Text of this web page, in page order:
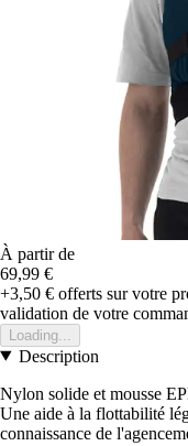
À partir de
69,99 €
+3,50 € offerts sur votre
validation de votre
Loading...
Description
Nylon solide et mousse
Une aide à la flottabilité
connaissance de